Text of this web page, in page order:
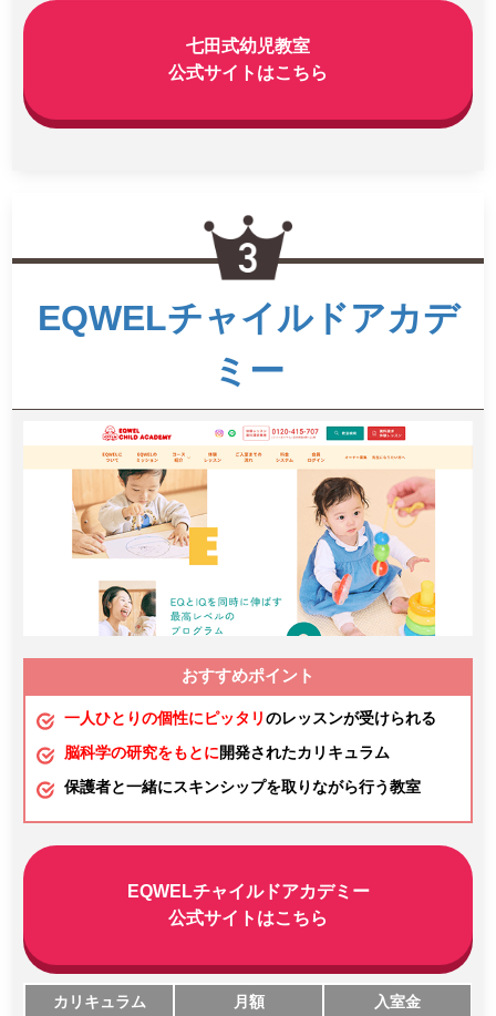
七田式幼児教室
公式サイトはこちら
EQWELチャイルドアカデ
ミー
おすすめポイント
一人ひとりの個性にピッタリのレッスンが受けられる
脳科学の研究をもとに開発されたカリキュラム
保護者と一緒にスキンシップを取りながら行う教室
EQWELチャイルドアカデミー
公式サイトはこちら
カリキュラム 月額 入室金